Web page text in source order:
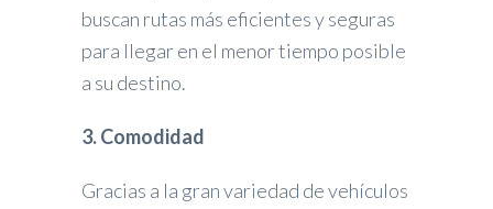
buscan rutas más eficientes y seguras
para llegar en el menor tiempo posible
a su destino.
3. Comodidad
Gracias a la gran variedad de vehículos